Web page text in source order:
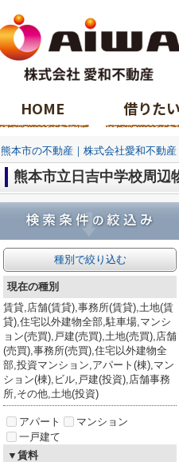
HOME 借りたい
熊本市の不動産｜株式会社愛和不動産
熊本市立日吉中学校周辺
種別で絞り込む
現在の種別
賃貸,店舗(賃貸),事務所(賃貸),土地(賃
貸),住宅以外建物全部,駐車場,マンシ
ョン(売買),戸建(売買),土地(売買),店舗
(売買),事務所(売買),住宅以外建物全
部,投資マンション,アパート(棟),マン
ション(棟),ビル,戸建(投資),店舗事務
所,その他,土地(投資)
アパート
マンション
一戸建て
▼賃料